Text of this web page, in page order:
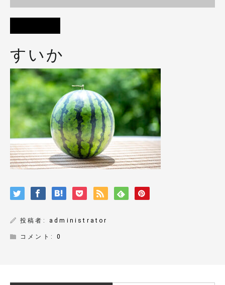
すいか
投稿者: administrator
コメント:0